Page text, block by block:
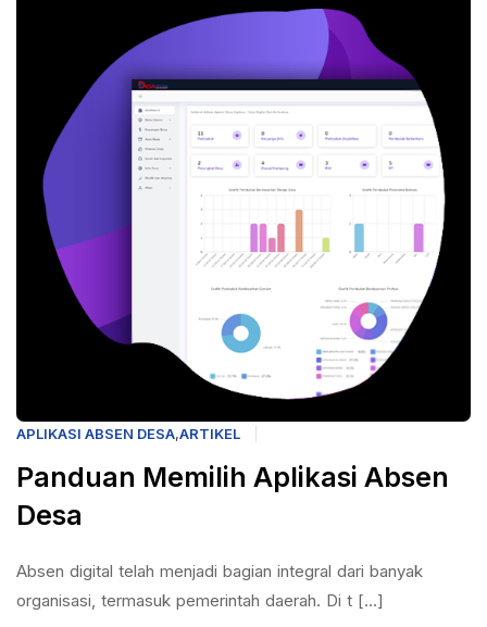
APLIKASI ABSEN DESA,ARTIKEL
Panduan Memilih Aplikasi Absen
Desa
Absen digital telah menjadi bagian integral dari banyak
organisasi, termasuk pemerintah daerah. Di t [...]